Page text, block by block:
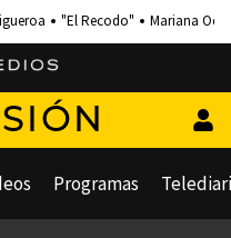
"El Recodo" Mariana
Programas